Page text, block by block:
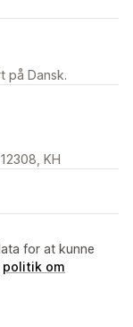
på Dansk.
KH
for at kunne
politik om